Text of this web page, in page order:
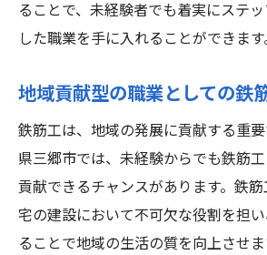
法
三郷市での鉄筋工のネット
ることで、未経験者でも着実にステ
した職業を手に入れることができます
地域貢献型の職業としての鉄
鉄筋工は、地域の発展に貢献する重
県三郷市では、未経験からでも鉄筋
貢献できるチャンスがあります。鉄
宅の建設において不可欠な役割を担
ることで地域の生活の質を向上させ